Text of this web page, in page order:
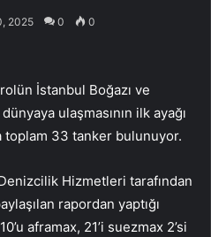
2025 0 0
İstanbul Boğazı ve
ulaşmasının ilk ayağı
toplam 33 tanker bulunuyor.
Hizmetleri tarafından
rapordan yaptığı
aframax, 21’i suezmax 2’si